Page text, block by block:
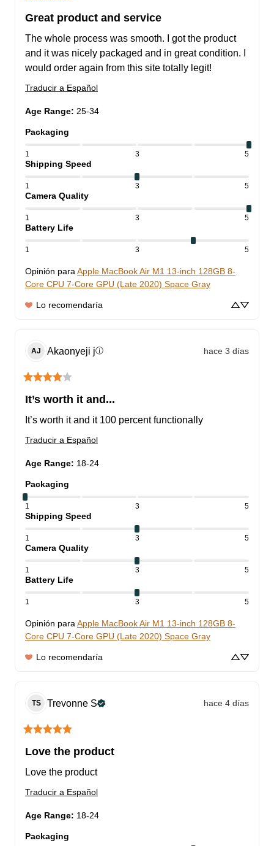
Great product and service
The whole process was smooth. I got the product
and it was nicely packaged and in great condition. I
would order again from this site totally legit!
Traducir a Español
Age Range: 25-34
Packaging
1 3 5
Shipping Speed
1 3 5
Camera Quality
1 3 5
Battery Life
1 3 5
Opinión paraApple MacBook Air M1 13-inch 128GB 8-
Core CPU 7-Core GPU (Late 2020) Space Gray
Lo recomendaría
AJ Akaonyeji jⓘ hace 3 días
It’s worth it and...
It’s worth it and it 100 percent functionally
Traducir a Español
Age Range: 18-24
Packaging
1 3 5
Shipping Speed
1 3 5
Camera Quality
1 3 5
Battery Life
1 3 5
Opinión paraApple MacBook Air M1 13-inch 128GB 8-
Core CPU 7-Core GPU (Late 2020) Space Gray
Lo recomendaría
TS Trevonne S hace 4 días
Love the product
Love the product
Traducir a Español
Age Range: 18-24
Packaging